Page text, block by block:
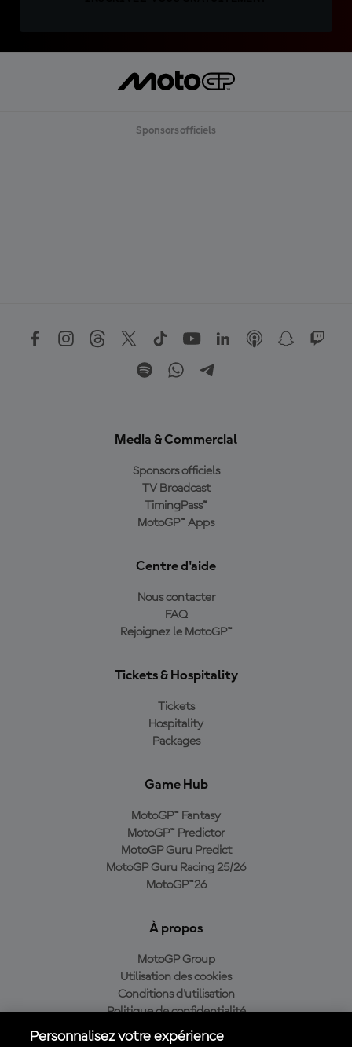
Sponsors officiels
Media & Commercial
Sponsors officiels
TV Broadcast
TimingPass™
MotoGP™ Apps
Centre d'aide
Nous contacter
FAQ
Rejoignez le MotoGP™
Tickets & Hospitality
Tickets
Hospitality
Packages
Game Hub
MotoGP™ Fantasy
MotoGP™ Predictor
MotoGP Guru Predict
MotoGP Guru Racing 25/26
MotoGP™26
À propos
MotoGP Group
Utilisation des cookies
Conditions d'utilisation
Politique de confidentialité
Politique d’achat
Personnalisez votre expérience